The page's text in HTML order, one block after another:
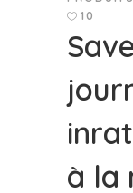
10
à la